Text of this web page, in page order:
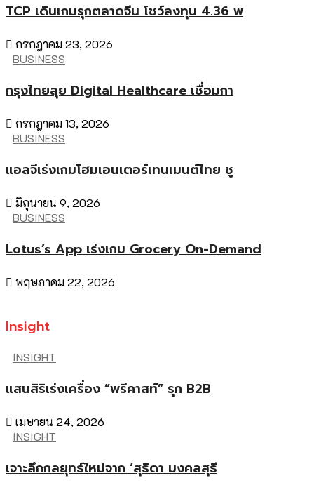
TCP เดินเกมรุกตลาดจีน โชว์ลงทุน 4.36 พ
กรกฎาคม 23, 2026
BUSINESS
กรุงไทยลุย Digital Healthcare เชื่อมกา
กรกฎาคม 13, 2026
BUSINESS
แอลจีเร่งเกมโฮมเอนเตอร์เทนเมนต์ไทย ชู
มิถุนายน 9, 2026
BUSINESS
Lotus’s App เร่งเกม Grocery On-Demand
พฤษภาคม 22, 2026
Insight
INSIGHT
แสนสิริเร่งเครื่อง “พรีคาสท์” รุก B2B
เมษายน 24, 2026
INSIGHT
เจาะลึกกลยุทธ์ใหม่จาก ‘สุธิดา มงคลสุธี